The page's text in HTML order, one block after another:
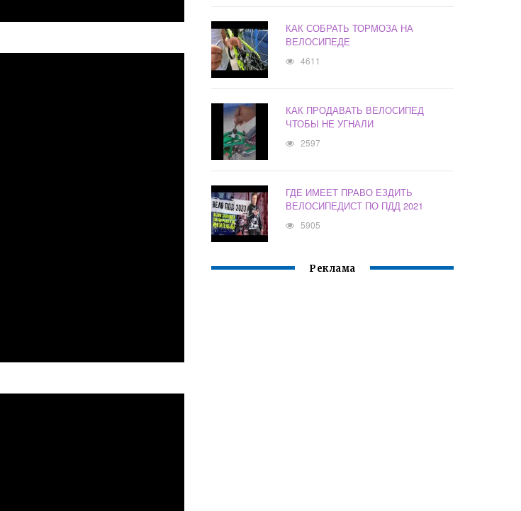
КАК СОБРАТЬ ТОРМОЗА НА
ВЕЛОСИПЕДЕ
4611
КАК ПРОДАВАТЬ ВЕЛОСИПЕД
ЧТОБЫ НЕ УГНАЛИ
2597
ГДЕ ИМЕЕТ ПРАВО ЕЗДИТЬ
ВЕЛОСИПЕДИСТ ПО ПДД 2021
5905
Реклама